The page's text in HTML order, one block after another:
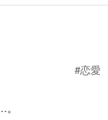
#恋愛